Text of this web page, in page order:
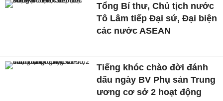
Tổng Bí thư, Chủ tịch nước
Tô Lâm tiếp Đại sứ, Đại biện
các nước ASEAN
Tiếng khóc chào đời đánh
dấu ngày BV Phụ sản Trung
ương cơ sở 2 hoạt động